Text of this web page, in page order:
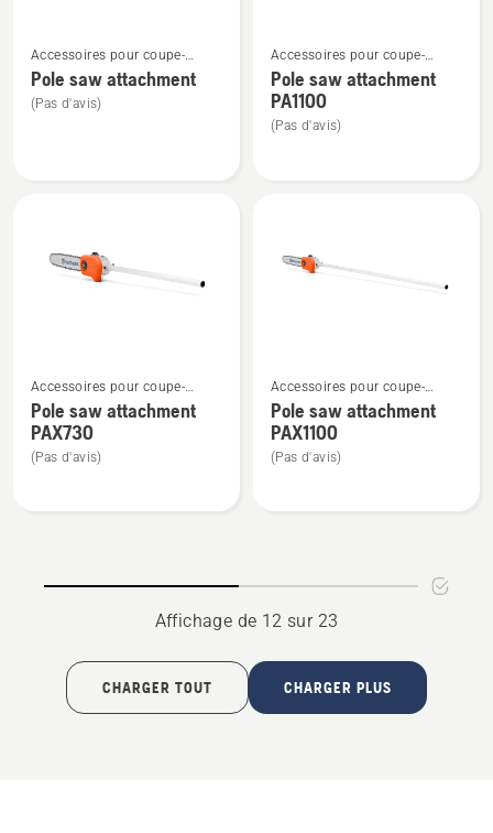
plus
de
détails
Accessoires pour coupe-
bordures et débroussailleuses
Combi
Pole saw attachment
(Pas d'avis)
plus
de
détails
sur
Accessoires pour coupe-
bordures et débroussailleuses
Combi
Pole saw attachment
PA1100
(Pas d'avis)
plus
de
détails
sur
Accessoires pour coupe-
bordures et débroussailleuses
Combi
Pole saw attachment
PAX730
(Pas d'avis)
plus
de
détails
sur
Accessoires pour coupe-
bordures et débroussailleuses
Combi
Pole saw attachment
PAX1100
(Pas d'avis)
Affichage de 12 sur 23
CHARGER TOUT CHARGER PLUS